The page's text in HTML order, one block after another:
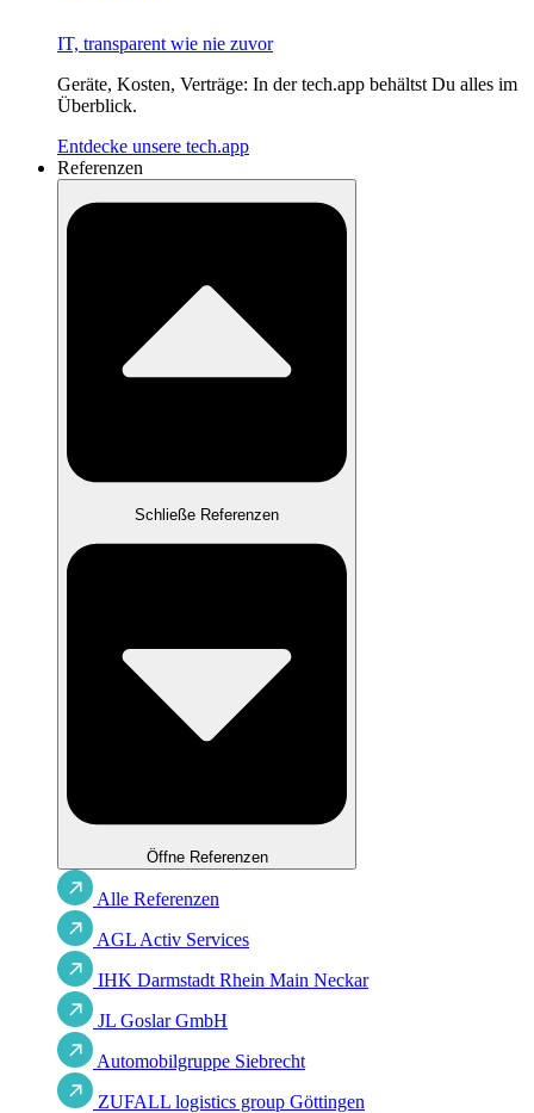
IT, transparent wie nie zuvor
Geräte, Kosten, Verträge: In der tech.app behältst Du alles im
Überblick.
Entdecke unsere tech.app
Referenzen
Schließe Referenzen
Öffne Referenzen
Alle Referenzen
AGL Activ Services
IHK Darmstadt Rhein Main Neckar
JL Goslar GmbH
Automobilgruppe Siebrecht
ZUFALL logistics group Göttingen